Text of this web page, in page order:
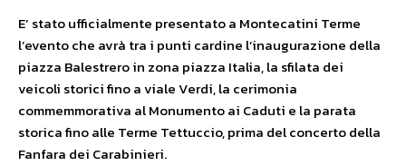
E’ stato ufficialmente presentato a Montecatini Terme
l’evento che avrà tra i punti cardine l’inaugurazione della
piazza Balestrero in zona piazza Italia, la sfilata dei
veicoli storici fino a viale Verdi, la cerimonia
commemmorativa al Monumento ai Caduti e la parata
storica fino alle Terme Tettuccio, prima del concerto della
Fanfara dei Carabinieri.